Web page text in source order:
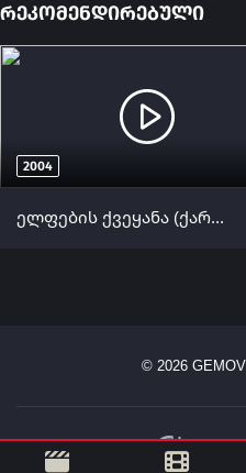
რეკომენდირებული
2004
ელფების ქვეყანა (ქართულად) / Shadow of the Elves ქართულად 2004
© 2026